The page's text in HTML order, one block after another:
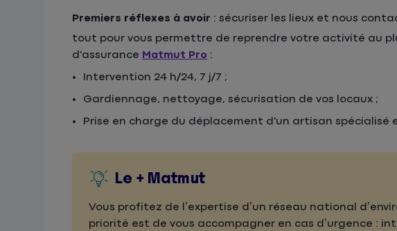
Premiers réflexes à avoir : sécuriser les lieux et nous
tout pour vous permettre de reprendre votre activité au
d'assurance Matmut Pro :
Intervention 24 h/24, 7 j/7 ;
Gardiennage, nettoyage, sécurisation de vos locaux ;
Prise en charge du déplacement d'un artisan
Le + Matmut
Vous profitez de l’expertise d’un réseau national
priorité est de vous accompagner en cas d’urgence :